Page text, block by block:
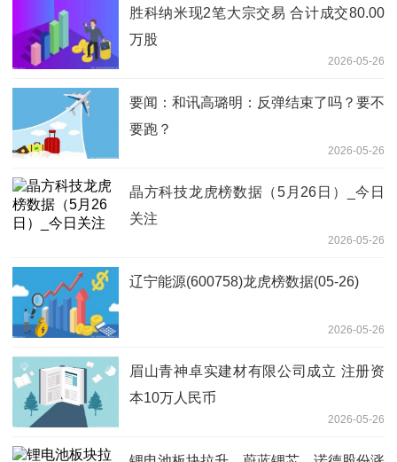
胜科纳米现2笔大宗交易 合计成交80.00
万股
2026-05-26
要闻：和讯高璐明：反弹结束了吗？要不
要跑？
2026-05-26
晶方科技龙虎榜数据（5月26日）_今日
关注
2026-05-26
辽宁能源(600758)龙虎榜数据(05-26)
2026-05-26
眉山青神卓实建材有限公司成立 注册资
本10万人民币
2026-05-26